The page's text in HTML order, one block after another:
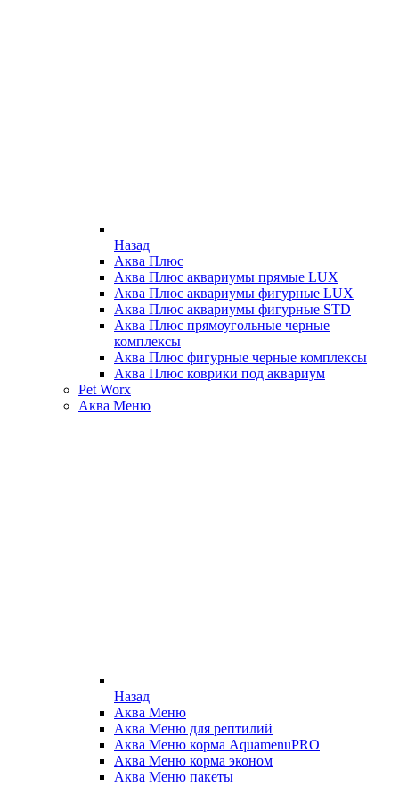
Назад
Аква Плюс
Аква Плюс аквариумы прямые LUX
Аква Плюс аквариумы фигурные LUX
Аква Плюс аквариумы фигурные STD
Аква Плюс прямоугольные черные
комплексы
Аква Плюс фигурные черные комплексы
Аква Плюс коврики под аквариум
Pet Worx
Аква Меню
Назад
Аква Меню
Аква Меню для рептилий
Аква Меню корма AquamenuPRO
Аква Меню корма эконом
Аква Меню пакеты